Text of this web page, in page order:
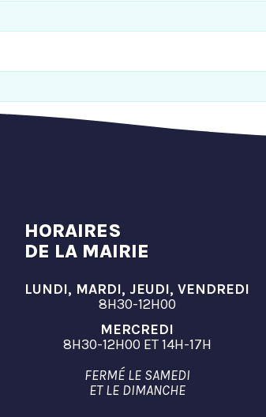
HORAIRES
DE LA MAIRIE
LUNDI, MARDI, JEUDI, VENDREDI
8H30-12H00
MERCREDI
8H30-12H00 ET 14H-17H
FERMÉ LE SAMEDI
ET LE DIMANCHE